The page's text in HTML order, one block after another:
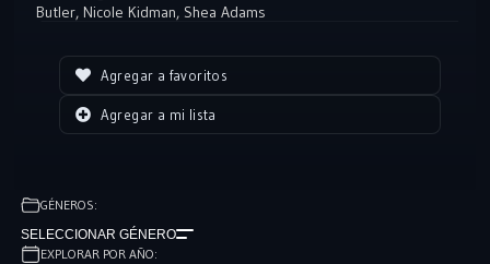
refinada es Sarah. Su profunda antipatía mutua se ve aminorada
por la tragedia cuando Sarah, de repente, se halla cuidando a un
encantador y joven huérfano llamado Nullah, un muchacho mestizo
Butler, Nicole Kidman, Shea Adams
Agregar a favoritos
Agregar a mi lista
GÉNEROS:
SELECCIONAR GÉNERO
EXPLORAR POR AÑO: